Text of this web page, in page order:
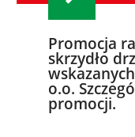
Promocja
skrzydło
o.o.
promocji.